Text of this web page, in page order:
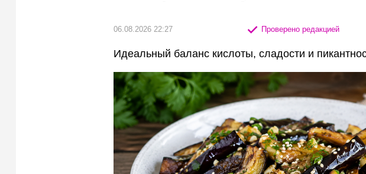
06.08.2026 22:27 Проверено редакцией
Идеальный баланс кислоты, сладости и